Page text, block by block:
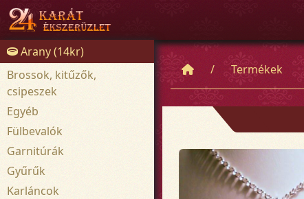
Arany (14kr)
Brossok, kitűzők,
csipeszek
Egyéb
Fülbevalók
Garnitúrák
Gyűrűk
Karláncok
Termékek